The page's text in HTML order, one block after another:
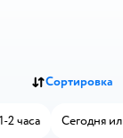
Сортировка
2 часа Сегодня